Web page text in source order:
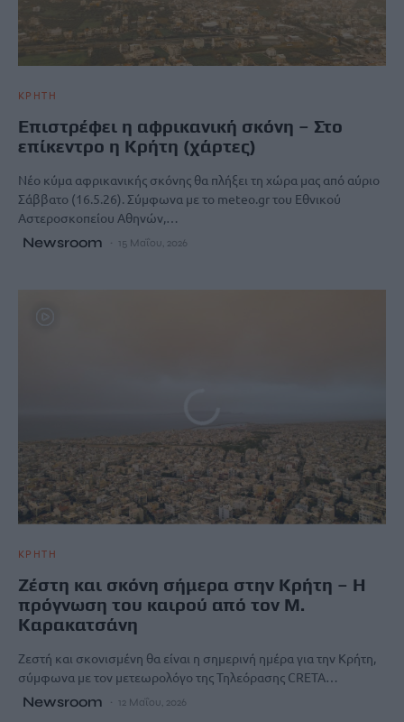
ΚΡΗΤΗ
Επιστρέφει η αφρικανική σκόνη – Στο
επίκεντρο η Κρήτη (χάρτες)
Νέο κύμα αφρικανικής σκόνης θα πλήξει τη χώρα μας από αύριο
Σάββατο (16.5.26). Σύμφωνα με το meteo.gr του Εθνικού
Αστεροσκοπείου Αθηνών,…
Newsroom 15 Μαΐου, 2026
ΚΡΗΤΗ
Ζέστη και σκόνη σήμερα στην Κρήτη – Η
πρόγνωση του καιρού από τον Μ.
Καρακατσάνη
Ζεστή και σκονισμένη θα είναι η σημερινή ημέρα για την Κρήτη,
σύμφωνα με τον μετεωρολόγο της Τηλεόρασης CRETA…
Newsroom 12 Μαΐου, 2026